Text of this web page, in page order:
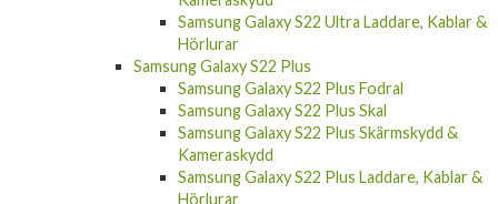
Samsung Galaxy S22 Ultra Laddare, Kablar &
Hörlurar
Samsung Galaxy S22 Plus
Samsung Galaxy S22 Plus Fodral
Samsung Galaxy S22 Plus Skal
Samsung Galaxy S22 Plus Skärmskydd &
Kameraskydd
Samsung Galaxy S22 Plus Laddare, Kablar &
Hörlurar